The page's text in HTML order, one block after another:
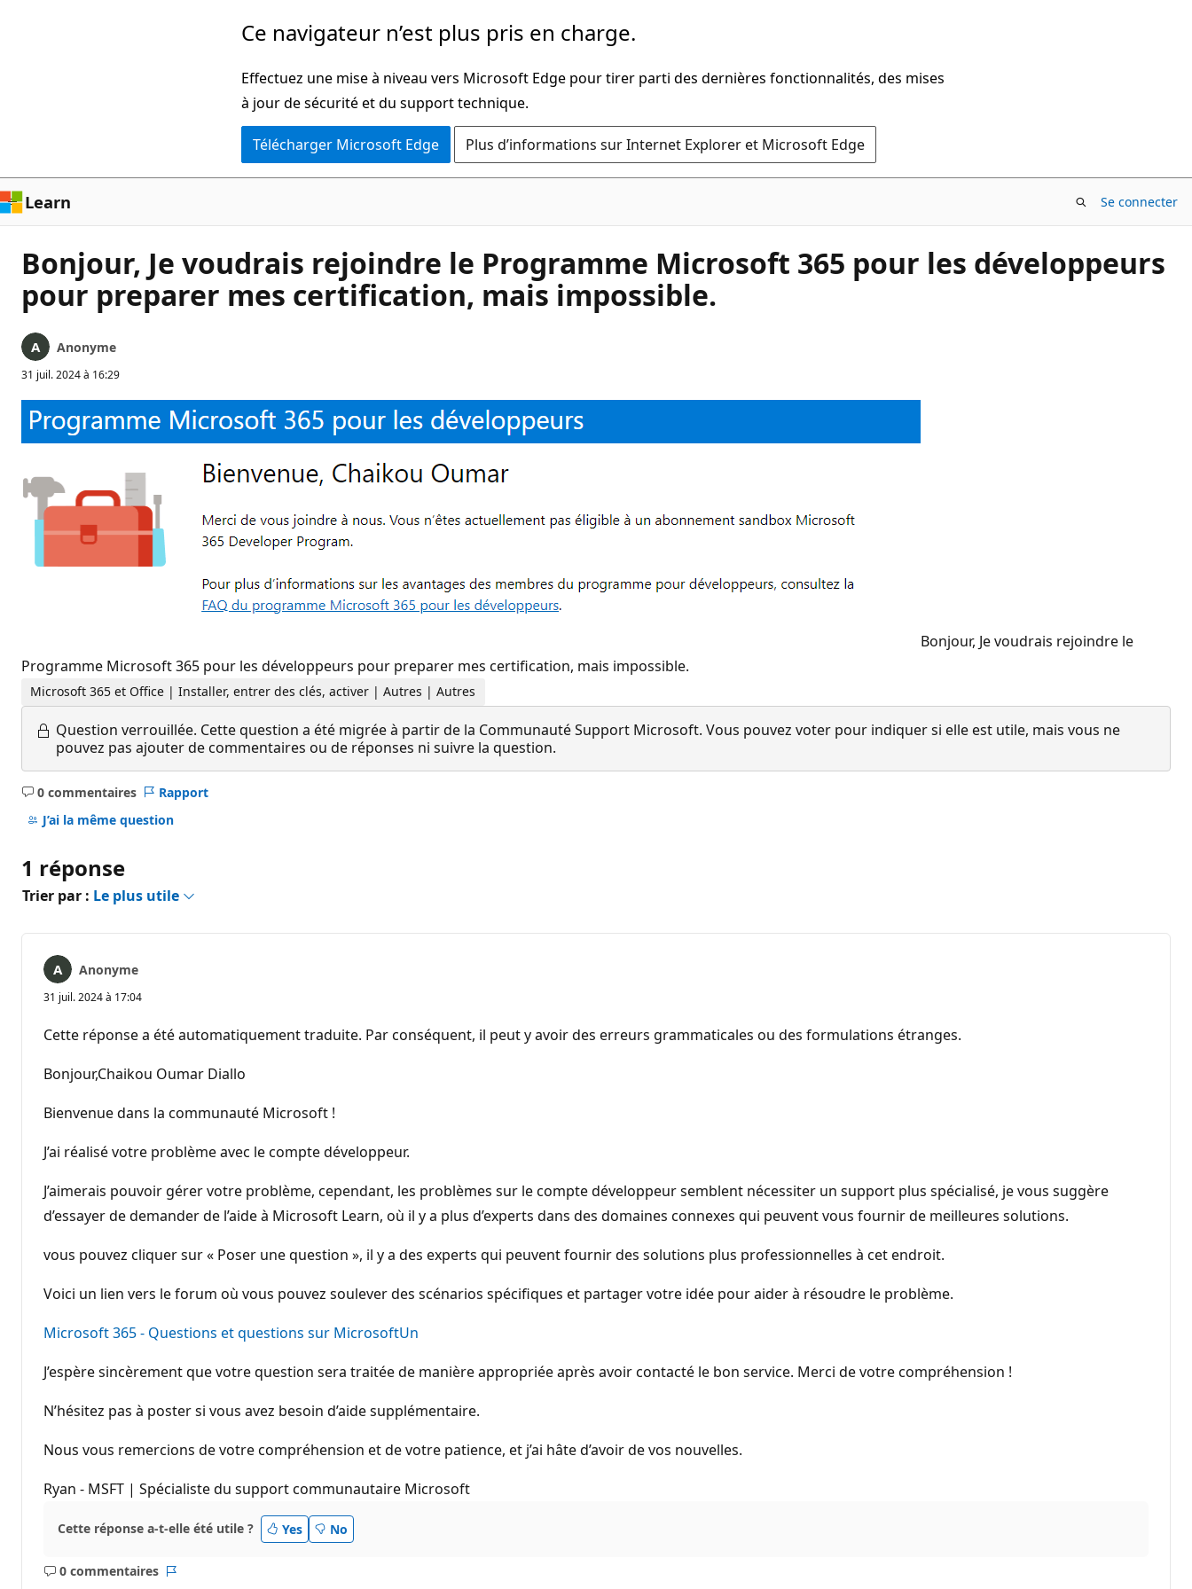
Ce navigateur n’est plus pris en charge.
Effectuez une mise à niveau vers Microsoft Edge pour tirer parti des dernières fonctionnalités, des mises
à jour de sécurité et du support technique.
Télécharger Microsoft Edge Plus d’informations sur Internet Explorer et Microsoft Edge
Learn Se connecter
Bonjour, Je voudrais rejoindre le Programme Microsoft 365 pour les développeurs
pour preparer mes certification, mais impossible.
Anonyme
31 juil. 2024 à 16:29
Bonjour, Je voudrais rejoindre le
Programme Microsoft 365 pour les développeurs pour preparer mes certification, mais impossible.
Microsoft 365 et Office | Installer, entrer des clés, activer | Autres | Autres
Question verrouillée. Cette question a été migrée à partir de la Communauté Support Microsoft. Vous pouvez voter pour indiquer si elle est utile, mais vous ne
pouvez pas ajouter de commentaires ou de réponses ni suivre la question.
0 commentaires
Aucun
commentaire
Rapport
J’ai la même question
1 réponse
Trier par : Le plus utile
Anonyme
31 juil. 2024 à 17:04
Cette réponse a été automatiquement traduite. Par conséquent, il peut y avoir des erreurs grammaticales ou des formulations étranges.
Bonjour,Chaikou Oumar Diallo
Bienvenue dans la communauté Microsoft !
J’ai réalisé votre problème avec le compte développeur.
J’aimerais pouvoir gérer votre problème, cependant, les problèmes sur le compte développeur semblent nécessiter un support plus spécialisé, je vous suggère
d’essayer de demander de l’aide à Microsoft Learn, où il y a plus d’experts dans des domaines connexes qui peuvent vous fournir de meilleures solutions.
vous pouvez cliquer sur « Poser une question », il y a des experts qui peuvent fournir des solutions plus professionnelles à cet endroit.
Voici un lien vers le forum où vous pouvez soulever des scénarios spécifiques et partager votre idée pour aider à résoudre le problème.
Microsoft 365 - Questions et questions sur MicrosoftUn
J’espère sincèrement que votre question sera traitée de manière appropriée après avoir contacté le bon service. Merci de votre compréhension !
N’hésitez pas à poster si vous avez besoin d’aide supplémentaire.
Nous vous remercions de votre compréhension et de votre patience, et j’ai hâte d’avoir de vos nouvelles.
Ryan - MSFT | Spécialiste du support communautaire Microsoft
Cette réponse a-t-elle été utile ? Yes No
0 commentaires
Aucun